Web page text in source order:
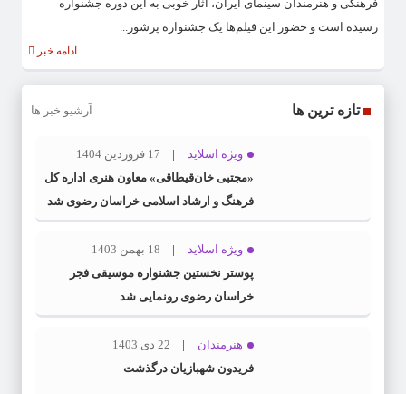
فرهنگی و هنرمندان سینمای ایران، آثار خوبی به این دوره جشنواره
رسیده است و حضور این فیلم‌ها یک جشنواره پرشور...
ادامه خبر
تازه ترین ها آرشیو خبر ها
ویژه اسلاید
17 فروردین 1404
«مجتبی خان‌قیطاقی» معاون هنری اداره کل
فرهنگ و ارشاد اسلامی خراسان رضوی شد
ویژه اسلاید
18 بهمن 1403
پوستر نخستین جشنواره موسیقی فجر
خراسان رضوی رونمایی شد
هنرمندان
22 دی 1403
فریدون شهبازیان درگذشت